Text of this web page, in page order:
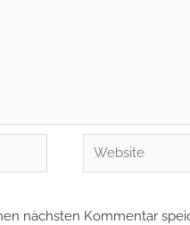
Website
nächsten Kommentar